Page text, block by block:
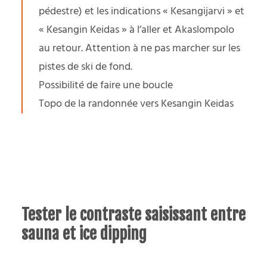
pédestre) et les indications « Kesangijarvi » et
« Kesangin Keidas » à l’aller et Akaslompolo
au retour. Attention à ne pas marcher sur les
pistes de ski de fond.
Possibilité de faire une boucle
Topo de la randonnée vers Kesangin Keidas
Tester le contraste saisissant entre
sauna et ice dipping